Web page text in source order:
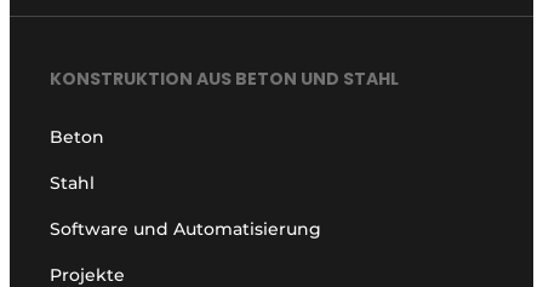
KONSTRUKTION AUS BETON UND STAHL
Beton
Stahl
Software und Automatisierung
Projekte